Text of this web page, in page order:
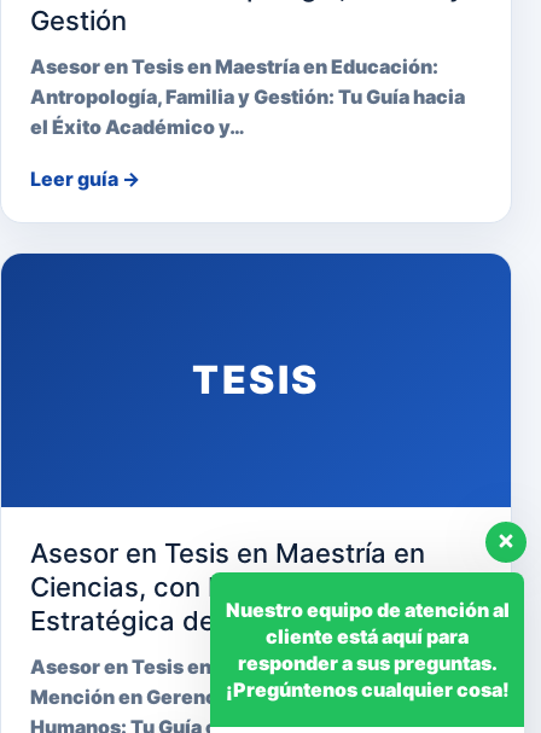
Gestión
Asesor en Tesis en Maestría en Educación:
Antropología, Familia y Gestión: Tu Guía hacia
el Éxito Académico y…
Leer guía →
TESIS
Asesor en Tesis en Maestría en
Ciencias, con Mención en Gerencia
Estratégica de Recursos Humanos
Asesor en Tesis en Maestría en Ciencias, con
Mención en Gerencia Estratégica de Recursos
Humanos: Tu Guía cara…
Nuestro equipo de atención al
cliente está aquí para
responder a sus preguntas.
¡Pregúntenos cualquier cosa!